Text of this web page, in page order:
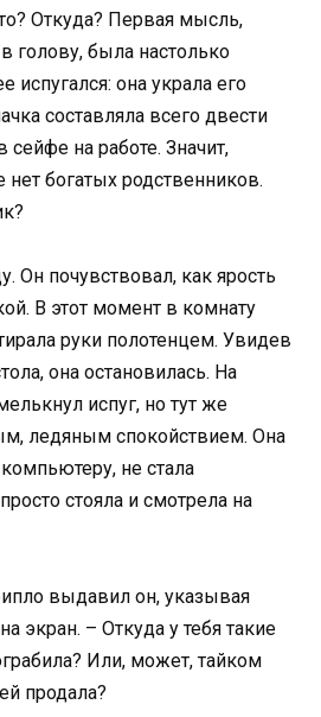
Откуда? Первая мысль,
голову, была настолько
испугался: она украла его
составляла всего двести
сейфе на работе. Значит,
нет богатых родственников.
Он почувствовал, как ярость
В этот момент в комнату
руки полотенцем. Увидев
она остановилась. На
испуг, но тут же
ледяным спокойствием. Она
не стала
стояла и смотрела на
выдавил он, указывая
экран. – Откуда у тебя такие
Или, может, тайком
продала?